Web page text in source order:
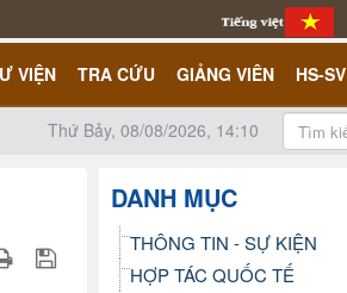
VIỆN TRA CỨU GIẢNG VIÊN HS-SV
Thứ Bảy, 08/08/2026, 14:10
DANH MỤC
THÔNG TIN - SỰ KIỆN
HỢP TÁC QUỐC TẾ